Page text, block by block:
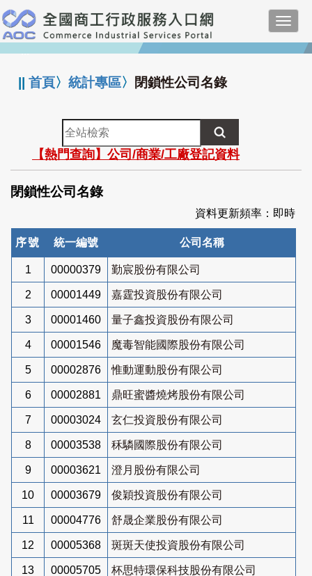
跳
到
主
要
:::
||首頁〉統計專區〉 閉鎖性公司名錄
全
站
檢
索
【熱門查詢】公司/商業/工廠登記資料
閉鎖性公司名錄
資料更新頻率：即時
序號 統一編號 公司名稱
1 00000379 勤宸股份有限公司
2 00001449 嘉霆投資股份有限公司
3 00001460 量子鑫投資股份有限公司
4 00001546 魔毒智能國際股份有限公司
5 00002876 惟動運動股份有限公司
6 00002881 鼎旺蜜醬燒烤股份有限公司
7 00003024 玄仁投資股份有限公司
8 00003538 秝驎國際股份有限公司
9 00003621 澄月股份有限公司
10 00003679 俊穎投資股份有限公司
11 00004776 舒晟企業股份有限公司
12 00005368 斑斑天使投資股份有限公司
13 00005705 杯思特環保科技股份有限公司